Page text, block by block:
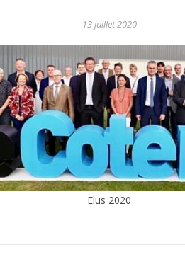
13 juillet 2020
Elus 2020